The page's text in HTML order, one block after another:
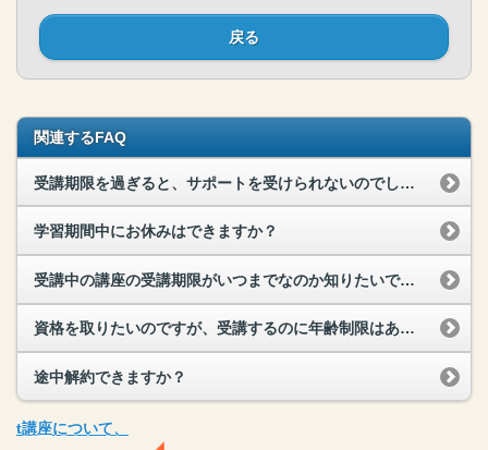
戻る
関連するFAQ
受講期限を過ぎると、サポートを受けられないのでしょうか？
学習期間中にお休みはできますか？
受講中の講座の受講期限がいつまでなのか知りたいです。
資格を取りたいのですが、受講するのに年齢制限はありますか？
途中解約できますか？
t講座について、